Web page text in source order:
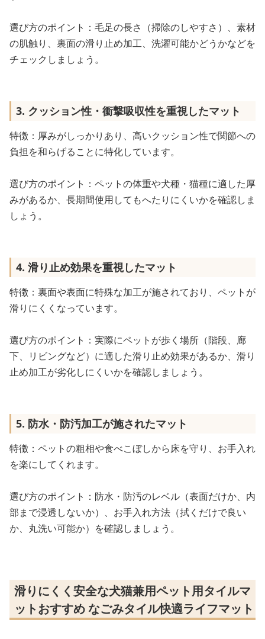
選び方のポイント：毛足の長さ（掃除のしやすさ）、素材
の肌触り、裏面の滑り止め加工、洗濯可能かどうかなどを
チェックしましょう。
3. クッション性・衝撃吸収性を重視したマット
特徴：厚みがしっかりあり、高いクッション性で関節への
負担を和らげることに特化しています。
選び方のポイント：ペットの体重や犬種・猫種に適した厚
みがあるか、長期間使用してもへたりにくいかを確認しま
しょう。
4. 滑り止め効果を重視したマット
特徴：裏面や表面に特殊な加工が施されており、ペットが
滑りにくくなっています。
選び方のポイント：実際にペットが歩く場所（階段、廊
下、リビングなど）に適した滑り止め効果があるか、滑り
止め加工が劣化しにくいかを確認しましょう。
5. 防水・防汚加工が施されたマット
特徴：ペットの粗相や食べこぼしから床を守り、お手入れ
を楽にしてくれます。
選び方のポイント：防水・防汚のレベル（表面だけか、内
部まで浸透しないか）、お手入れ方法（拭くだけで良い
か、丸洗い可能か）を確認しましょう。
滑りにくく安全な犬猫兼用ペット用タイルマ
ットおすすめ なごみタイル快適ライフマット